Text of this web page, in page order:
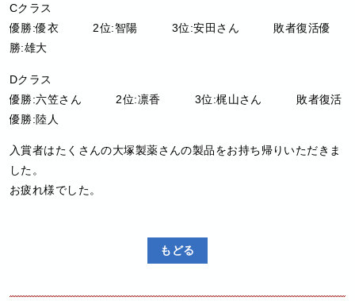
Cクラス
優勝:優衣 2位:智陽 3位:安田さん 敗者復活優
勝:雄大
Dクラス
優勝:六笠さん 2位:凛香 3位:梶山さん 敗者復活
優勝:陸人
入賞者はたくさんの大塚製薬さんの製品をお持ち帰りいただきま
した。
お疲れ様でした。
もどる